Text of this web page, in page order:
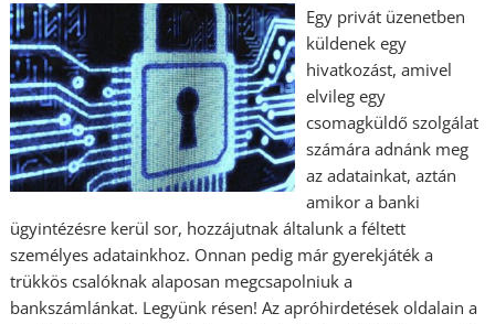
Egy privát üzenetben
küldenek egy
hivatkozást, amivel
elvileg egy
csomagküldő szolgálat
számára adnánk meg
az adatainkat, aztán
amikor a banki
ügyintézésre kerül sor, hozzájutnak általunk a féltett
személyes adatainkhoz. Onnan pedig már gyerekjáték a
trükkös csalóknak alaposan megcsapolniuk a
bankszámlánkat. Legyünk résen! Az apróhirdetések oldalain a